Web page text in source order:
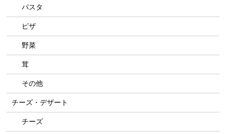
パスタ
ピザ
野菜
茸
その他
チーズ・デザート
チーズ